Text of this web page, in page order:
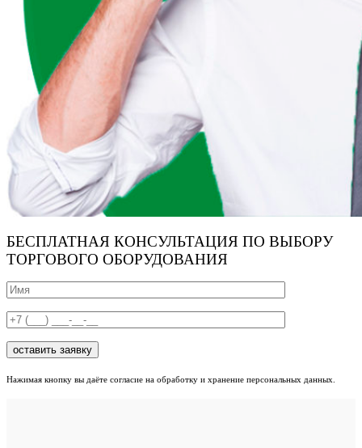
БЕСПЛАТНАЯ КОНСУЛЬТАЦИЯ ПО ВЫБОРУ
ТОРГОВОГО ОБОРУДОВАНИЯ
Нажимая кнопку вы даёте согласие на обработку и хранение персональных данных.